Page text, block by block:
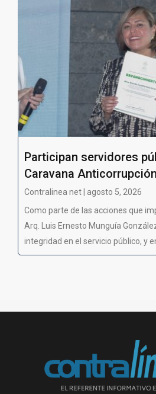
Participan servidores
Caravana Anticorrupción
Contralinea net | agosto 5, 2026
Como parte de las acciones que
Arq. Luis Ernesto Munguía
integridad en el servicio público, y